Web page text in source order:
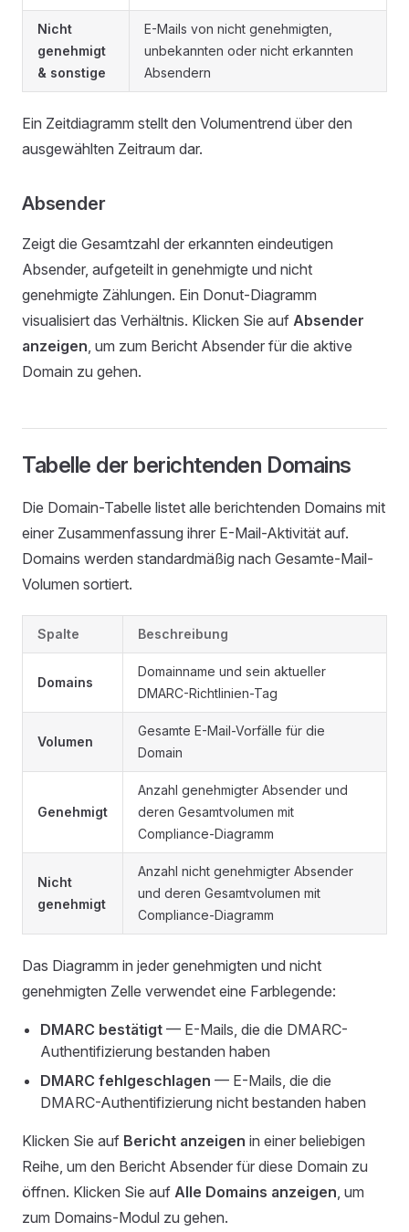
Nicht
genehmigt
& sonstige
E-Mails von nicht genehmigten,
unbekannten oder nicht erkannten
Absendern
Ein Zeitdiagramm stellt den Volumentrend über den
ausgewählten Zeitraum dar.
Absender
Zeigt die Gesamtzahl der erkannten eindeutigen
Absender, aufgeteilt in genehmigte und nicht
genehmigte Zählungen. Ein Donut-Diagramm
visualisiert das Verhältnis. Klicken Sie auf Absender
anzeigen, um zum Bericht Absender für die aktive
Domain zu gehen.
Tabelle der berichtenden Domains
Die Domain-Tabelle listet alle berichtenden Domains mit
einer Zusammenfassung ihrer E-Mail-Aktivität auf.
Domains werden standardmäßig nach Gesamte-Mail-
Volumen sortiert.
Spalte Beschreibung
Domains
Domainname und sein aktueller
DMARC-Richtlinien-Tag
Volumen
Gesamte E-Mail-Vorfälle für die
Domain
Genehmigt
Anzahl genehmigter Absender und
deren Gesamtvolumen mit
Compliance-Diagramm
Nicht
genehmigt
Anzahl nicht genehmigter Absender
und deren Gesamtvolumen mit
Compliance-Diagramm
Das Diagramm in jeder genehmigten und nicht
genehmigten Zelle verwendet eine Farblegende:
DMARC bestätigt — E-Mails, die die DMARC-
Authentifizierung bestanden haben
DMARC fehlgeschlagen — E-Mails, die die
DMARC-Authentifizierung nicht bestanden haben
Klicken Sie auf Bericht anzeigen in einer beliebigen
Reihe, um den Bericht Absender für diese Domain zu
öffnen. Klicken Sie auf Alle Domains anzeigen, um
zum Domains-Modul zu gehen.